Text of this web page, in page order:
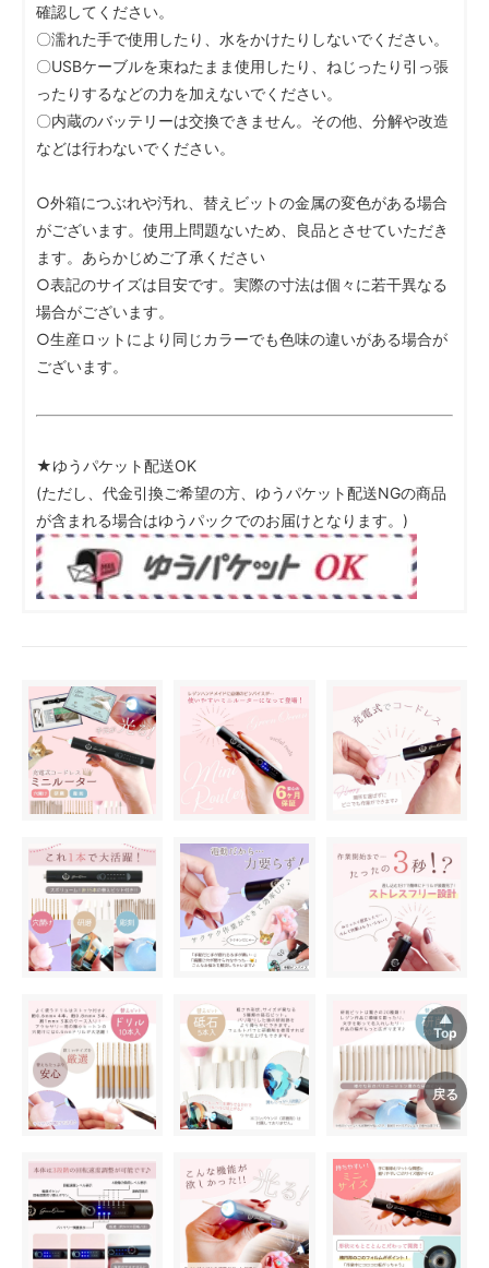
確認してください。
〇濡れた手で使用したり、水をかけたりしないでください。
〇USBケーブルを束ねたまま使用したり、ねじったり引っ張
ったりするなどの力を加えないでください。
〇内蔵のバッテリーは交換できません。その他、分解や改造
などは行わないでください。
○外箱につぶれや汚れ、替えビットの金属の変色がある場合
がございます。使用上問題ないため、良品とさせていただき
ます。あらかじめご了承ください
○表記のサイズは目安です。実際の寸法は個々に若干異なる
場合がございます。
○生産ロットにより同じカラーでも色味の違いがある場合が
ございます。
★ゆうパケット配送OK
(ただし、代金引換ご希望の方、ゆうパケット配送NGの商品
が含まれる場合はゆうパックでのお届けとなります。)